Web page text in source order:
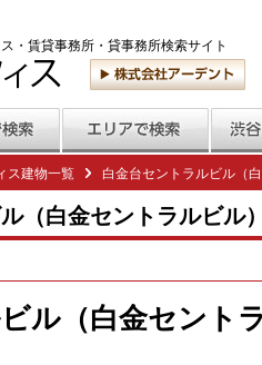
・賃貸事務所・貸事務所検索サイト
ス建物一覧 白金台セントラルビル（
（白金セントラルビル
ル（白金セント